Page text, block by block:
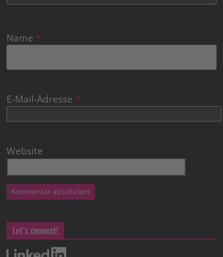
Name *
E-Mail-Adresse *
Website
Let’s connect!